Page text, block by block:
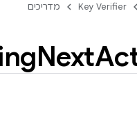
Key Verifier מדריכים
Next